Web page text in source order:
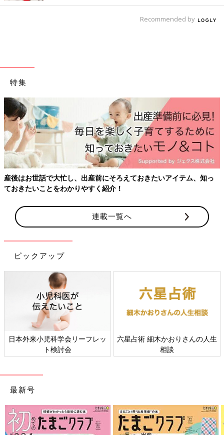
キウイとトマトのサラダ 作り方・レシ
ピ 離乳食後期9～11ヶ月ごろ
9～11ヶ月ごろから使える、魚、肉、豆腐など
タンパク質を含む食材を使った、体をつくるタ
ンパク質のレシピをご紹介。ポークビーンズ
離乳後期 9～11カ月ごろのレシピ一覧はこちら
離乳後期 9～11カ月ごろ「卵」のレシピ
9〜11ヶ月ごろの離乳食★レンチンだけ
修】
下ごしらえだけでなく、複数食材を一緒にゆで
できる、9〜11ヶ月の離乳食におすすめの簡単
麩入り肉だんご 作り方・レシピ 離乳食
後期9～11ヶ月ごろ
9～11ヶ月ごろから使える、魚、肉、豆腐など
ンパク質のレシピをご紹介。麩入り肉だんご
ンパク質のレシピをご紹介。豆腐とすりにんじ
んのオムレツ
離乳後期 9～11カ月ごろ「卵」のレシピ一覧は
Recommended by
特集
産後はお世話で大忙し、出産前にそろえておきたいアイテム、知っ
ておきたいことをわかりやすく紹介！
連載一覧へ
ピックアップ
日本外来小児科学会リーフレッ
ト検討会
六星占術 細木かおりさんの人生
相談
最新号